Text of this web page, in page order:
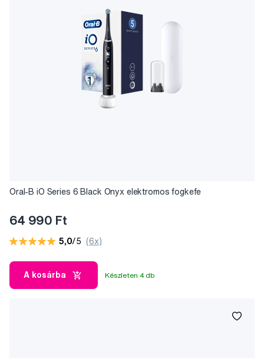
Oral-B iO Series 6 Black Onyx elektromos fogkefe
64 990 Ft
5,0/5 (6x)
A kosárba Készleten 4 db